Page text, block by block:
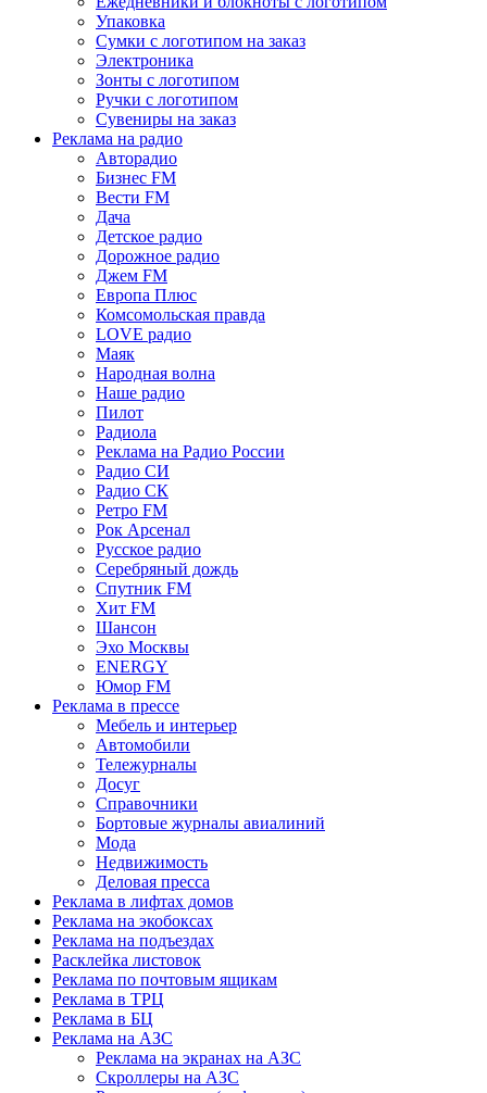
Упаковка
Сумки с логотипом на заказ
Электроника
Зонты с логотипом
Ручки с логотипом
Сувениры на заказ
Реклама на радио
Авторадио
Бизнес FM
Вести FM
Дача
Детское радио
Дорожное радио
Джем FM
Европа Плюс
Комсомольская правда
LOVE радио
Маяк
Народная волна
Наше радио
Пилот
Радиола
Реклама на Радио России
Радио СИ
Радио СК
Ретро FM
Рок Арсенал
Русское радио
Серебряный дождь
Спутник FM
Хит FM
Шансон
Эхо Москвы
ENERGY
Юмор FM
Реклама в прессе
Мебель и интерьер
Автомобили
Тележурналы
Досуг
Справочники
Бортовые журналы авиалиний
Мода
Недвижимость
Деловая пресса
Реклама в лифтах домов
Реклама на экобоксах
Реклама на подъездах
Расклейка листовок
Реклама по почтовым ящикам
Реклама в ТРЦ
Реклама в БЦ
Реклама на АЗС
Реклама на экранах на АЗС
Скроллеры на АЗС